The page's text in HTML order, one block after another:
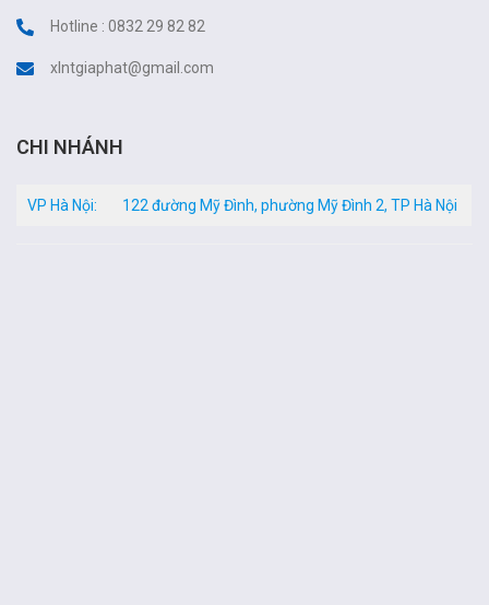
Hotline : 0832 29 82 82
xlntgiaphat@gmail.com
CHI NHÁNH
VP Hà Nội: 122 đường Mỹ Đình, phường Mỹ Đình 2, TP Hà Nội